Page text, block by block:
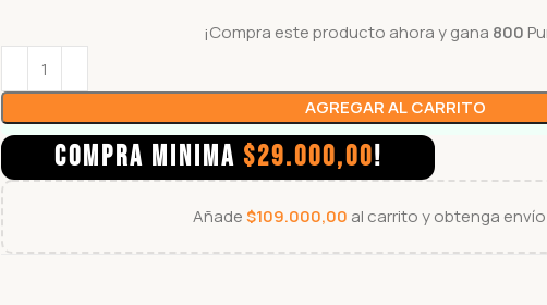
¡Compra este producto ahora y gana 800
AGREGAR AL CARRITO
COMPRA MINIMA $29.000,00!
Añade$109.000,00 al carrito y obtenga